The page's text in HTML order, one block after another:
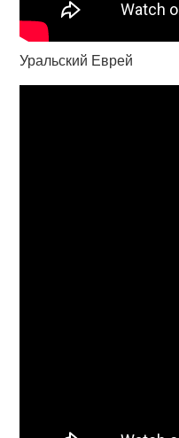
Уральский Еврей